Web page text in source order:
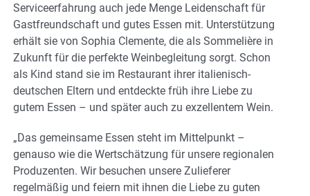
Serviceerfahrung auch jede Menge Leidenschaft für
Gastfreundschaft und gutes Essen mit. Unterstützung
erhält sie von Sophia Clemente, die als Sommelière in
Zukunft für die perfekte Weinbegleitung sorgt. Schon
als Kind stand sie im Restaurant ihrer italienisch-
deutschen Eltern und entdeckte früh ihre Liebe zu
gutem Essen – und später auch zu exzellentem Wein.
„Das gemeinsame Essen steht im Mittelpunkt –
genauso wie die Wertschätzung für unsere regionalen
Produzenten. Wir besuchen unsere Zulieferer
regelmäßig und feiern mit ihnen die Liebe zu guten